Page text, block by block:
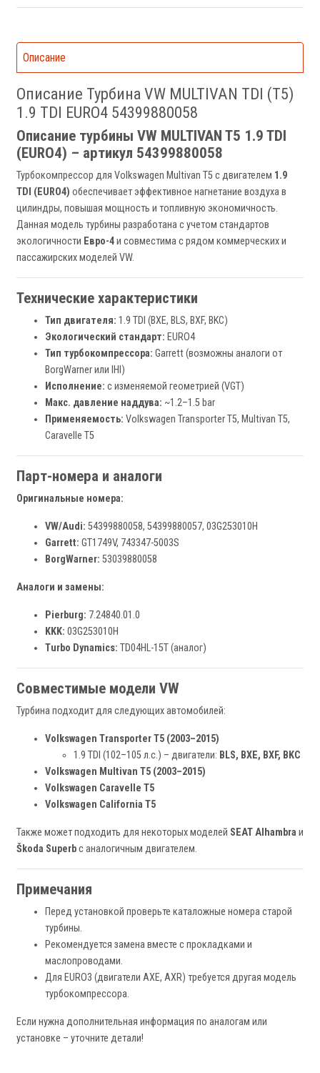
Описание
Описание Турбина VW MULTIVAN TDI (T5)
1.9 TDI EURO4 54399880058
Описание турбины VW MULTIVAN T5 1.9 TDI
(EURO4) – артикул 54399880058
Турбокомпрессор для Volkswagen Multivan T5 с двигателем 1.9
TDI (EURO4) обеспечивает эффективное нагнетание воздуха в
цилиндры, повышая мощность и топливную экономичность.
Данная модель турбины разработана с учетом стандартов
экологичности Евро-4и совместима с рядом коммерческих и
пассажирских моделей VW.
Технические характеристики
Тип двигателя: 1.9 TDI (BXE, BLS, BXF, BKC)
Экологический стандарт: EURO4
Тип турбокомпрессора: Garrett (возможны аналоги от
BorgWarner или IHI)
Исполнение: с изменяемой геометрией (VGT)
Макс. давление наддува: ~1.2–1.5 bar
Применяемость: Volkswagen Transporter T5, Multivan T5,
Caravelle T5
Парт-номера и аналоги
Оригинальные номера:
VW/Audi: 54399880058, 54399880057, 03G253010H
Garrett: GT1749V, 743347-5003S
BorgWarner: 53039880058
Аналоги и замены:
Pierburg: 7.24840.01.0
KKK: 03G253010H
Turbo Dynamics: TD04HL-15T (аналог)
Совместимые модели VW
Турбина подходит для следующих автомобилей:
Volkswagen Transporter T5 (2003–2015)
1.9 TDI (102–105 л.с.) – двигатели: BLS, BXE, BXF, BKC
Volkswagen Multivan T5 (2003–2015)
Volkswagen Caravelle T5
Volkswagen California T5
Также может подходить для некоторых моделей SEAT Alhambra и
Škoda Superbс аналогичным двигателем.
Примечания
Перед установкой проверьте каталожные номера старой
турбины.
Рекомендуется замена вместе с прокладками и
маслопроводами.
Для EURO3 (двигатели AXE, AXR) требуется другая модель
турбокомпрессора.
Если нужна дополнительная информация по аналогам или
установке – уточните детали!